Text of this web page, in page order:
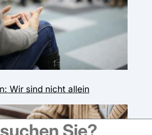
Wir sind nicht allein